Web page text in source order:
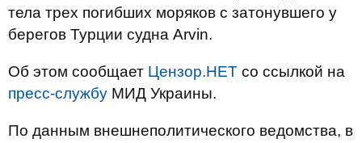
тела трех погибших моряков с затонувшего у
берегов Турции судна Arvin.
Об этом сообщает Цензор.НЕТ со ссылкой на
пресс-службу МИД Украины.
По данным внешнеполитического ведомства, в